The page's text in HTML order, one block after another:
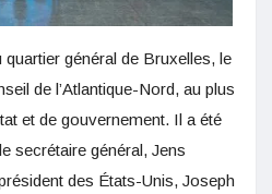
quartier général de Bruxelles, le
de l’Atlantique-Nord, au plus
et de gouvernement. Il a été
secrétaire général, Jens
des États-Unis, Joseph